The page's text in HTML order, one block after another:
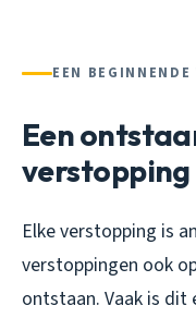
EEN
Een
verstopping
Elke verstopping is
verstoppingen ook
ontstaan. Vaak is dit